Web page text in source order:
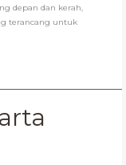
depan dan kerah,
terancang untuk